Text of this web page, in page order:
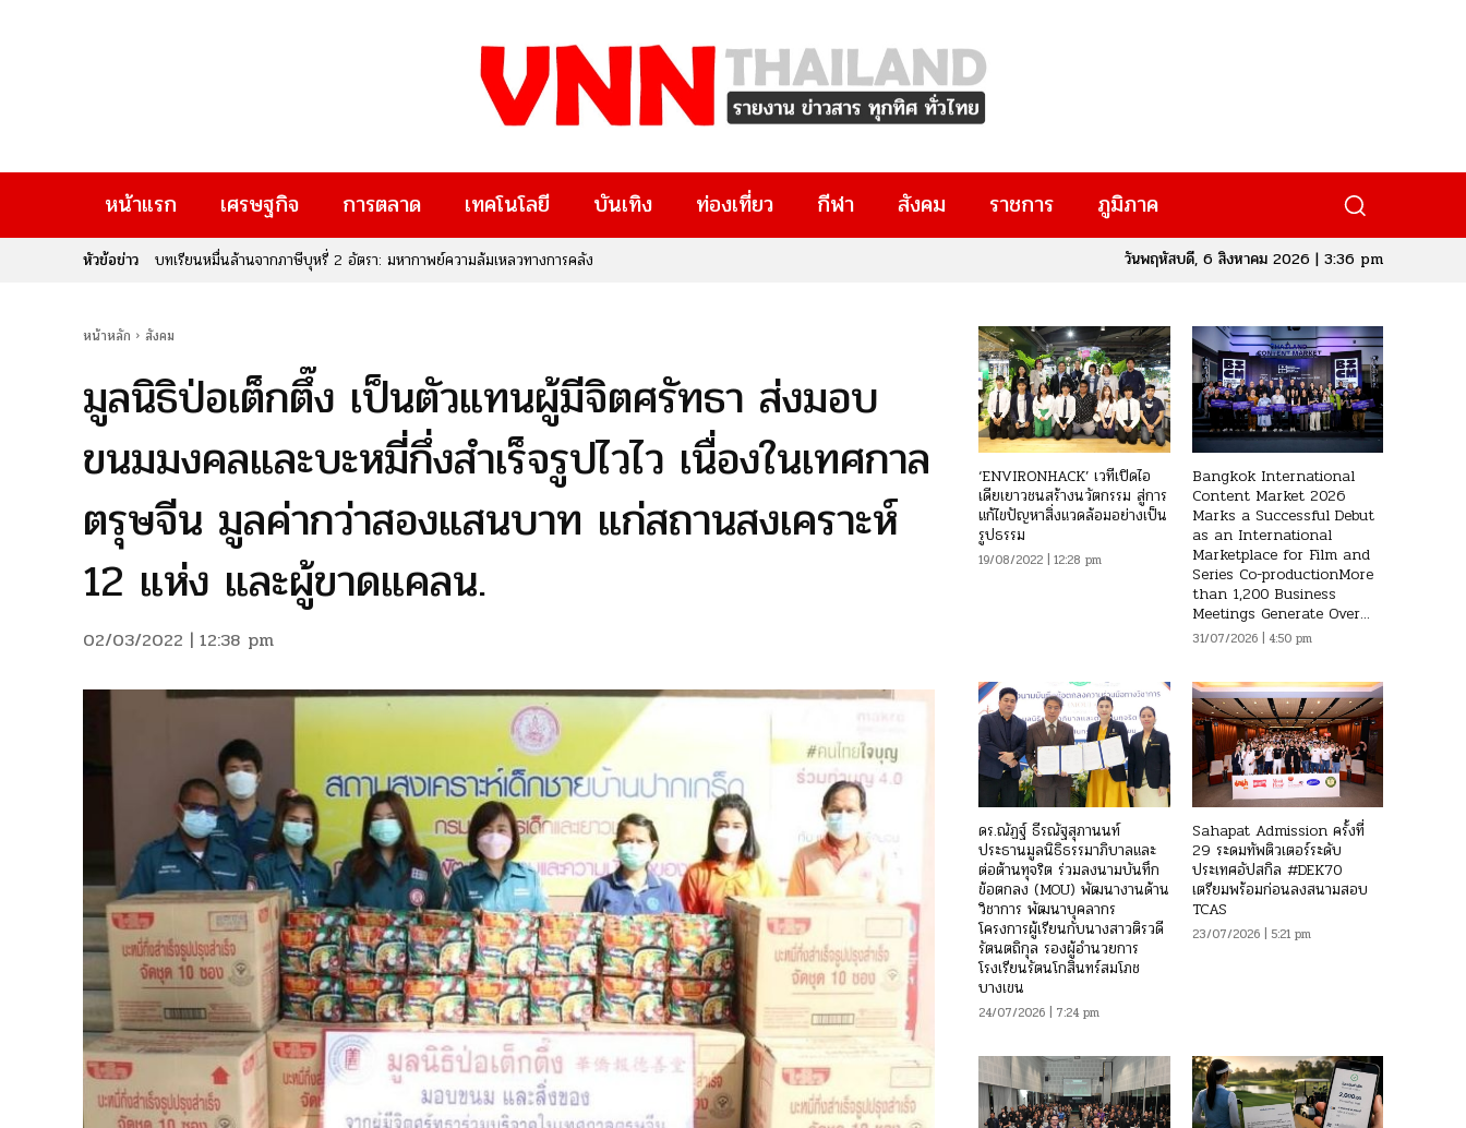
หน้าแรก เศรษฐกิจ การตลาด เทคโนโลยี บันเทิง ท่องเที่ยว กีฬา สังคม ราชการ ภูมิภาค
หัวข้อข่าว วิจัย-นวัตกรรม-เทคโนโลยี คือโอกาสใหม่ของคนพิการไทย และพลังขับเคลื่อนเศรษฐกิจประเทศ วันพฤหัสบดี, 6 สิงหาคม 2026 | 3:36 pm
หน้าหลัก สังคม
มูลนิธิป่อเต็กตึ๊ง เป็นตัวแทนผู้มีจิตศรัทธา ส่งมอบ
ขนมมงคลและบะหมี่กึ่งสำเร็จรูปไวไว เนื่องในเทศกาล
ตรุษจีน มูลค่ากว่าสองแสนบาท แก่สถานสงเคราะห์
12 แห่ง และผู้ขาดแคลน.
02/03/2022 | 12:38 pm
‘ENVIRONHACK’ เวทีเปิดไอ
เดียเยาวชนสร้างนวัตกรรม สู่การ
แก้ไขปัญหาสิ่งแวดล้อมอย่างเป็น
รูปธรรม
19/08/2022 | 12:28 pm
Bangkok International
Content Market 2026
Marks a Successful Debut
as an International
Marketplace for Film and
Series Co-productionMore
than 1,200 Business
Meetings Generate Over...
31/07/2026 | 4:50 pm
ดร.ณัฏฐ์ ธีรณัฐสุภานนท์
ประธานมูลนิธิธรรมาภิบาลและ
ต่อต้านทุจริต ร่วมลงนามบันทึก
ข้อตกลง (MOU) พัฒนางานด้าน
วิชาการ พัฒนาบุคลากร
โครงการผู้เรียนกับนางสาวติรวดี
รัตนตถิกุล รองผู้อำนวยการ
โรงเรียนรัตนโกสินทร์สมโภช
บางเขน
24/07/2026 | 7:24 pm
Sahapat Admission ครั้งที่
29 ระดมทัพติวเตอร์ระดับ
ประเทศอัปสกิล #DEK70
เตรียมพร้อมก่อนลงสนามสอบ
TCAS
23/07/2026 | 5:21 pm